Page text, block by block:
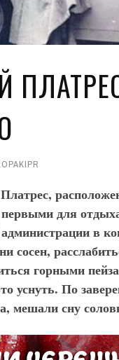
для
в
сосен,
горными
уснуть. По
мешали сну